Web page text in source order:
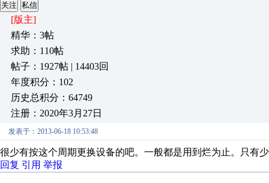
关注 私信
[版主]
精华：3帖
求助：110帖
帖子：1927帖 | 14403回
年度积分：102
历史总积分：64749
注册：2020年3月27日
发表于：2013-06-18 10:53:48
很少有按这个周期更换设备的吧。一般都是用到烂为止。只有
回复 引用 举报